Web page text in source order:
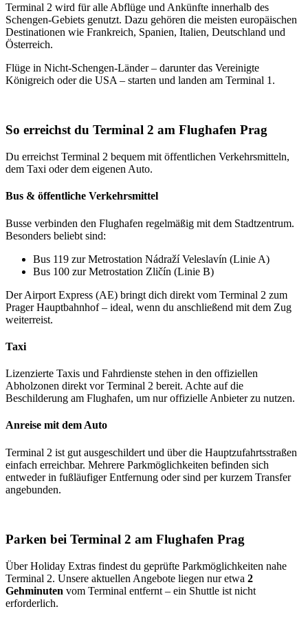
Terminal 2 wird für alle Abflüge und Ankünfte innerhalb des
Schengen-Gebiets genutzt. Dazu gehören die meisten europäischen
Destinationen wie Frankreich, Spanien, Italien, Deutschland und
Österreich.
Flüge in Nicht-Schengen-Länder – darunter das Vereinigte
Königreich oder die USA – starten und landen am Terminal 1.
So erreichst du Terminal 2 am Flughafen Prag
Du erreichst Terminal 2 bequem mit öffentlichen Verkehrsmitteln,
dem Taxi oder dem eigenen Auto.
Bus & öffentliche Verkehrsmittel
Busse verbinden den Flughafen regelmäßig mit dem Stadtzentrum.
Besonders beliebt sind:
Bus 119 zur Metrostation Nádraží Veleslavín (Linie A)
Bus 100 zur Metrostation Zličín (Linie B)
Der Airport Express (AE) bringt dich direkt vom Terminal 2 zum
Prager Hauptbahnhof – ideal, wenn du anschließend mit dem Zug
weiterreist.
Taxi
Lizenzierte Taxis und Fahrdienste stehen in den offiziellen
Abholzonen direkt vor Terminal 2 bereit. Achte auf die
Beschilderung am Flughafen, um nur offizielle Anbieter zu nutzen.
Anreise mit dem Auto
Terminal 2 ist gut ausgeschildert und über die Hauptzufahrtsstraßen
einfach erreichbar. Mehrere Parkmöglichkeiten befinden sich
entweder in fußläufiger Entfernung oder sind per kurzem Transfer
angebunden.
Parken bei Terminal 2 am Flughafen Prag
Über Holiday Extras findest du geprüfte Parkmöglichkeiten nahe
Terminal 2. Unsere aktuellen Angebote liegen nur etwa 2
Gehminuten vom Terminal entfernt – ein Shuttle ist nicht
erforderlich.